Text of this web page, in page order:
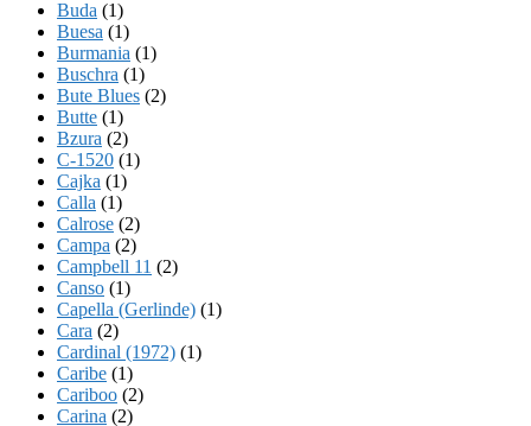
Buda (1)
Buesa (1)
Burmania (1)
Buschra (1)
Bute Blues (2)
Butte (1)
Bzura (2)
C-1520 (1)
Cajka (1)
Calla (1)
Calrose (2)
Campa (2)
Campbell 11 (2)
Canso (1)
Capella (Gerlinde) (1)
Cara (2)
Cardinal (1972) (1)
Caribe (1)
Cariboo (2)
Carina (2)